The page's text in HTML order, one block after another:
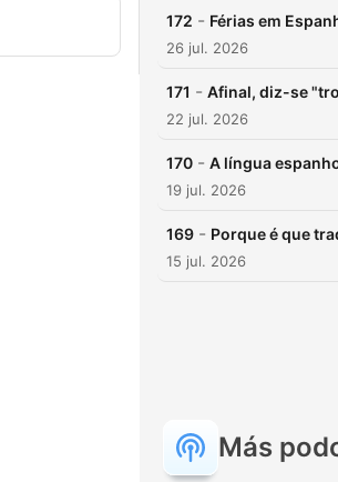
172 - Férias em
26 jul. 2026
171 - Afinal, diz-se
22 jul. 2026
170 - A língua
19 jul. 2026
169 - Porque é que
15 jul. 2026
Más